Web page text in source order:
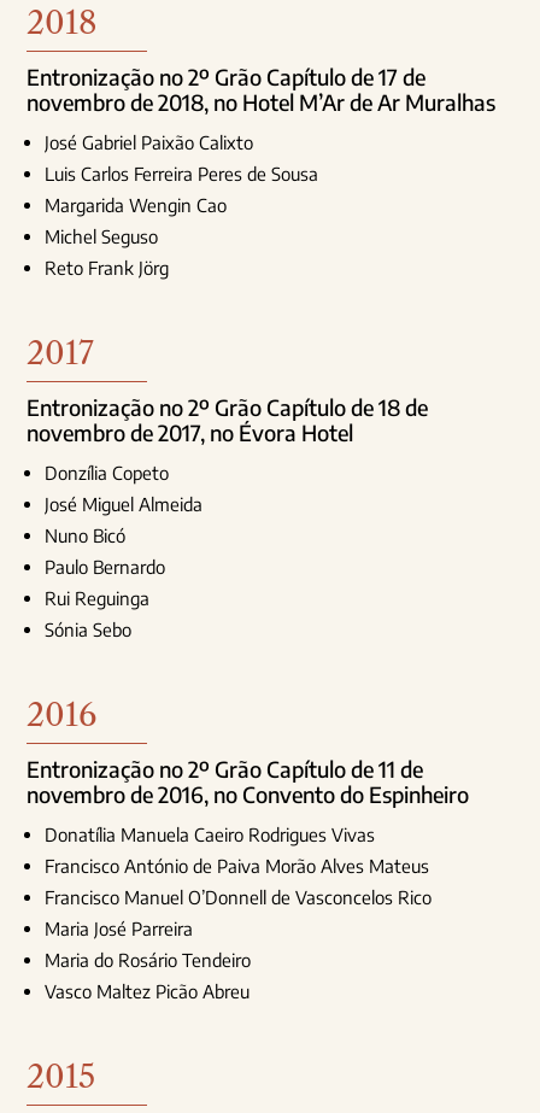
2018
Entronização no 2º Grão Capítulo de 17 de
novembro de 2018, no Hotel M’Ar de Ar Muralhas
José Gabriel Paixão Calixto
Luis Carlos Ferreira Peres de Sousa
Margarida Wengin Cao
Michel Seguso
Reto Frank Jörg
2017
Entronização no 2º Grão Capítulo de 18 de
novembro de 2017, no Évora Hotel
Donzília Copeto
José Miguel Almeida
Nuno Bicó
Paulo Bernardo
Rui Reguinga
Sónia Sebo
2016
Entronização no 2º Grão Capítulo de 11 de
novembro de 2016, no Convento do Espinheiro
Donatília Manuela Caeiro Rodrigues Vivas
Francisco António de Paiva Morão Alves Mateus
Francisco Manuel O’Donnell de Vasconcelos Rico
Maria José Parreira
Maria do Rosário Tendeiro
Vasco Maltez Picão Abreu
2015